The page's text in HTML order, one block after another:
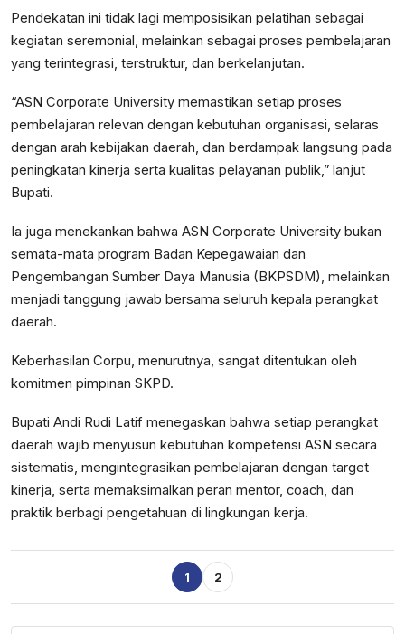
Pendekatan ini tidak lagi memposisikan pelatihan sebagai
kegiatan seremonial, melainkan sebagai proses pembelajaran
yang terintegrasi, terstruktur, dan berkelanjutan.
“ASN Corporate University memastikan setiap proses
pembelajaran relevan dengan kebutuhan organisasi, selaras
dengan arah kebijakan daerah, dan berdampak langsung pada
peningkatan kinerja serta kualitas pelayanan publik,” lanjut
Bupati.
Ia juga menekankan bahwa ASN Corporate University bukan
semata-mata program Badan Kepegawaian dan
Pengembangan Sumber Daya Manusia (BKPSDM), melainkan
menjadi tanggung jawab bersama seluruh kepala perangkat
daerah.
Keberhasilan Corpu, menurutnya, sangat ditentukan oleh
komitmen pimpinan SKPD.
Bupati Andi Rudi Latif menegaskan bahwa setiap perangkat
daerah wajib menyusun kebutuhan kompetensi ASN secara
sistematis, mengintegrasikan pembelajaran dengan target
kinerja, serta memaksimalkan peran mentor, coach, dan
praktik berbagi pengetahuan di lingkungan kerja.
1 2